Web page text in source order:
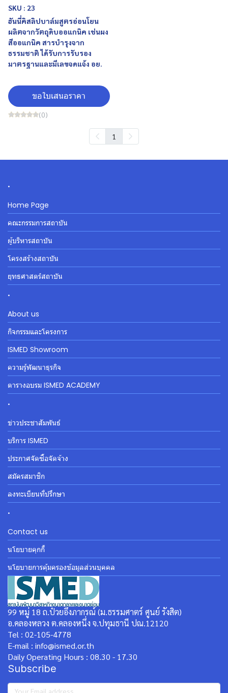
SKU : 23
ฮันนี่คิสลิปบาล์มสูตรอ่อนโยน
ผลิตจากวัตถุดิบออแกนิค เช่นผง
สีออแกนิค สารบำรุงจาก
ธรรมชาติ ได้รับการรับรอง
มาตรฐานและมีเลขจดแจ้ง อย.
ขอใบเสนอราคา
(0)
1
.
Home Page
คณะกรรมการสถาบัน
ผู้บริหารสถาบัน
โครงสร้างสถาบัน
ยุทธศาสตร์สถาบัน
.
About us
กิจกรรมและโครงการ
ISMED Showroom
ความรู้พัฒนาธุรกิจ
ตารางอบรม ISMED ACADEMY
.
ข่าวประชาสัมพันธ์
บริการ ISMED
ประกาศจัดซื้อจัดจ้าง
สมัครสมาชิก
ลงทะเบียนที่ปรึกษา
.
Contact us
นโยบายคุกกี้
นโยบายการคุ้มครองข้อมูลส่วนบุคคล
99 หมู่ 18 ถ.ป๋วยอึ๊งภากรณ์ (ม.ธรรมศาตร์ ศูนย์ รังสิต)
อ.คลองหลวง ต.คลองหนึ่ง จ.ปทุมธานี ปณ.12120
Tel : 02-105-4778
E-mail : info@ismed.or.th
Daily Operating Hours : 08.30 - 17.30
Subscribe